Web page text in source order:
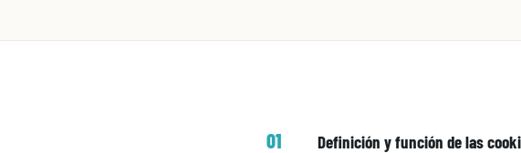
Definición y función de las